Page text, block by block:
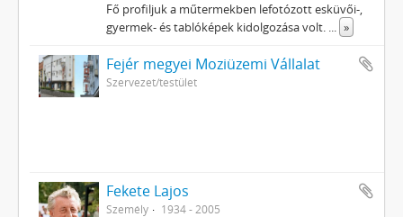
Fő profiljuk a műtermekben lefotózott esküvői-,
gyermek- és tablóképek kidolgozása volt. ... »
Fejér megyei Moziüzemi Vállalat
Szervezet/testület
Fekete Lajos
Személy 1934 - 2005